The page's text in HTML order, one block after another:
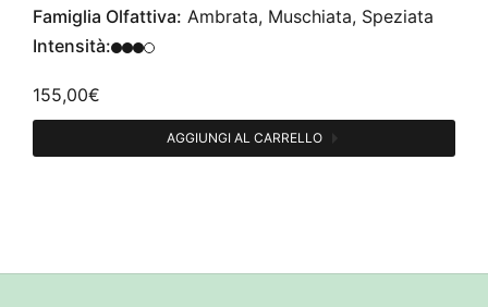
Famiglia Olfattiva: Ambrata, Muschiata, Speziata
Intensità:
155,00€
AGGIUNGI AL CARRELLO